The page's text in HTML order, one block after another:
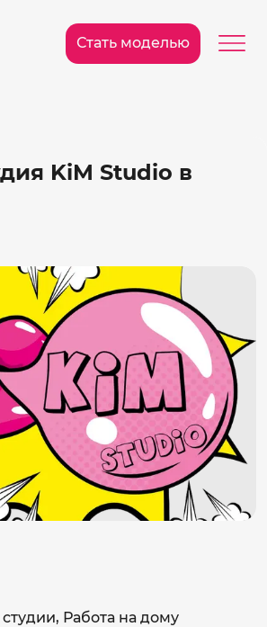
Стать моделью
KiM Studio в
студии, Работа на дому